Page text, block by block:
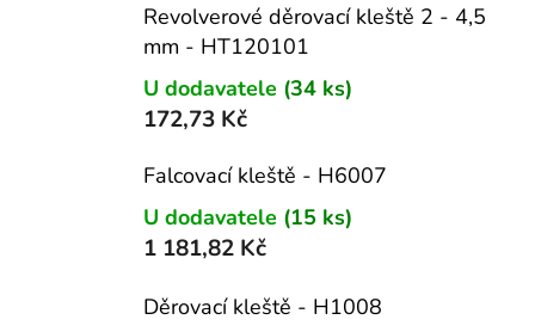
Revolverové děrovací kleště 2 - 4,5
mm - HT120101
U dodavatele (34 ks)
172,73 Kč
Falcovací kleště - H6007
U dodavatele (15 ks)
1 181,82 Kč
Děrovací kleště - H1008